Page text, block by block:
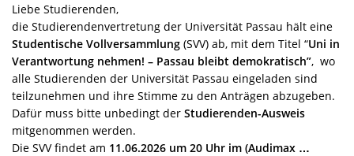
Liebe Studierenden,
die Studierendenvertretung der Universität Passau hält eine
Studentische Vollversammlung (SVV) ab, mit dem Titel “Uni in
Verantwortung nehmen! – Passau bleibt demokratisch”, wo
alle Studierenden der Universität Passau eingeladen sind
teilzunehmen und ihre Stimme zu den Anträgen abzugeben.
Dafür muss bitte unbedingt der Studierenden-Ausweis
mitgenommen werden.
Die SVV findet am 11.06.2026 um 20 Uhr im (Audimax …